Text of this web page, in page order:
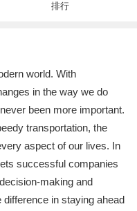
排行
world. With
in the way we do
been more important.
transportation, the
aspect of our lives. In
successful companies
making and
in staying ahead